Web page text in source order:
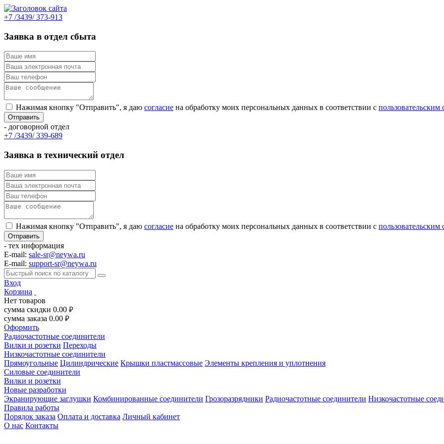
+7 /3439/ 373-913
Заявка в отдел сбыта
Нажимая кнопку "Отправить", я даю согласие на обработку моих персональных данных в соответствии с пользовательским
- договорной отдел
+7 /3439/ 339-689
Заявка в технический отдел
Нажимая кнопку "Отправить", я даю согласие на обработку моих персональных данных в соответствии с пользовательским
- тех информация
E-mail: sale-sr@neywa.ru
E-mail: support-sr@neywa.ru
Вход
Корзина
Нет товаров
сумма скидки 0.00 руб.
сумма заказа 0.00 руб.
Оформить
Радиочастотные соединители
Вилки и розетки Переходы
Низкочастотные соединители
Прямоугольные Цилиндрические Крышки пластмассовые Элементы крепления и уплотнения
Силовые соединители
Вилки и розетки
Новые разработки
Экранирующие заглушки Комбинированные соединители Грозоразрядники Радиочастотные соединители Низкочастотные
Правила работы
Порядок заказа Оплата и доставка Личный кабинет
О нас Контакты